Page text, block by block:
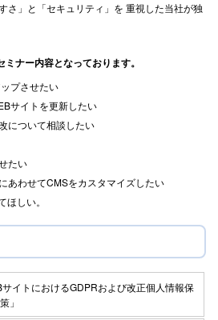
さ」と「セキュリティ」を 重視した当社が独
ナー内容となっております。
プさせたい
サイトを更新したい
について相談したい
たい
あわせてCMSをカスタマイズしたい
しい。
サイトにおけるGDPRおよび改正個人情報保
」